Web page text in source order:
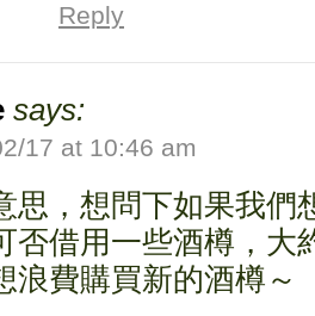
Reply
says:
17 at 10:46 am
思，想問下如果我們
否借用一些酒樽，大
浪費購買新的酒樽～